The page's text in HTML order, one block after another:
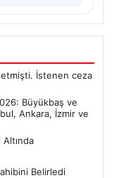
İstenen ceza
Büyükbaş ve
Ankara, İzmir ve
Altında
Belirledi